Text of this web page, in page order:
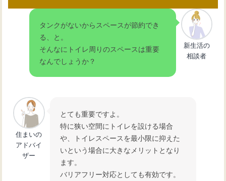
タンクがないからスペースが節約でき
る、と。
そんなにトイレ周りのスペースは重要
なんでしょうか？
新生活の
相談者
住まいの
アドバイ
ザー
とても重要ですよ。
特に狭い空間にトイレを設ける場合
や、トイレスペースを最小限に抑えた
いという場合に大きなメリットとなり
ます。
バリアフリー対応としても有効です。